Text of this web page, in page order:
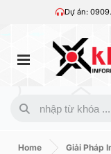
Dự án:
Home Giải Pháp